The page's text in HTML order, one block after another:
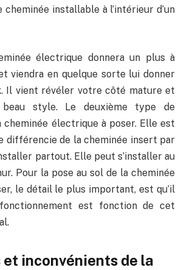
cheminée installable à l’intérieur d’un
électrique donnera un plus à
viendra en quelque sorte lui donner
Il vient révéler votre côté mature et
style. Le deuxième type de
cheminée électrique à poser. Elle est
différencie de la cheminée insert par
partout. Elle peut s’installer au
Pour la pose au sol de la cheminée
le détail le plus important, est qu’il
est fonction de cet
inconvénients de la